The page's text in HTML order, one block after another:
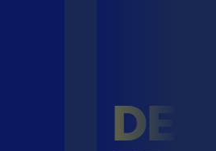
DER